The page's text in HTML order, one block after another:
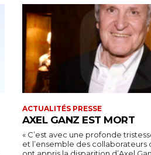
ACTUALITÉS PRESSE
AXEL GANZ EST MORT
« C’est avec une profonde
et l’ensemble des collaborateurs
ont appris la disparition d’Axel